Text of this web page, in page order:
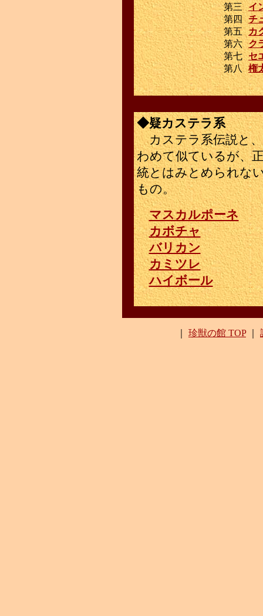
第三
第四
第五
第六
第七
第八
イ
チ
カ
ク
セ
権
◆疑カステラ系
カステラ系伝説と
わめて似ているが、
統とはみとめられな
もの。
マスカルポーネ
カボチャ
バリカン
カミツレ
ハイボール
珍獣の館 TOP｜